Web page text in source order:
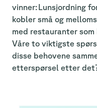
vinner: Lunsjordning
kobler små og
med restauranter
Våre to viktigste
disse behovene
etterspørsel etter